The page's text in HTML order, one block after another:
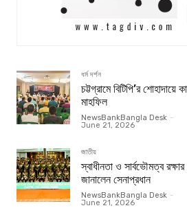
ধর্ম দর্শন
চট্টগ্রামে বিটিপি’র শোহাদায়ে
মাহফিল
NewsBankBangla Desk -
June 21, 2026
জাতীয়
স্বাধীনতা ও সার্বভৌমত্ব
জানালেন সেনাপ্রধান
NewsBankBangla Desk -
June 21, 2026